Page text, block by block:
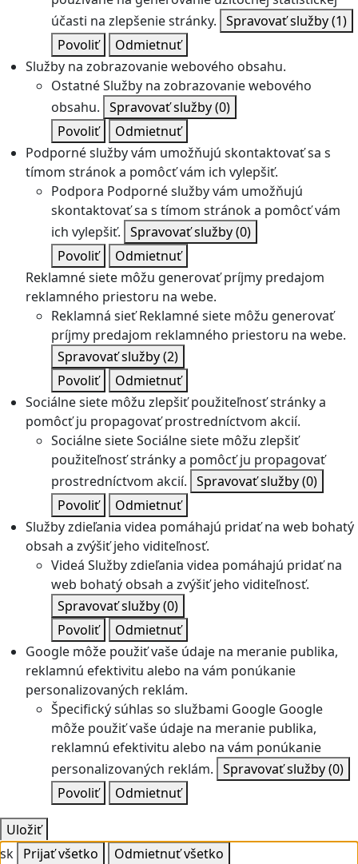
účasti na zlepšenie stránky. Spravovať služby(1)
Povoliť
Odmietnuť
Služby na zobrazovanie webového obsahu.
OstatnéSlužby na zobrazovanie webového
obsahu. Spravovať služby(0)
Povoliť
Odmietnuť
Podporné služby vám umožňujú skontaktovať sa s
tímom stránok a pomôcť vám ich vylepšiť.
Podpora Podporné služby vám umožňujú
skontaktovať sa s tímom stránok a pomôcť vám
ich vylepšiť. Spravovať služby(0)
Povoliť
Odmietnuť
Reklamné siete môžu generovať príjmy predajom
reklamného priestoru na webe.
Reklamná sieť Reklamné siete môžu generovať
príjmy predajom reklamného priestoru na webe.
Spravovať služby(2)
Povoliť
Odmietnuť
Sociálne siete môžu zlepšiť použiteľnosť stránky a
pomôcť ju propagovať prostredníctvom akcií.
Sociálne sieteSociálne siete môžu zlepšiť
použiteľnosť stránky a pomôcť ju propagovať
prostredníctvom akcií. Spravovať služby(0)
Povoliť
Odmietnuť
Služby zdieľania videa pomáhajú pridať na web bohatý
obsah a zvýšiť jeho viditeľnosť.
Videá Služby zdieľania videa pomáhajú pridať na
web bohatý obsah a zvýšiť jeho viditeľnosť.
Spravovať služby(0)
Povoliť
Odmietnuť
Google môže použiť vaše údaje na meranie publika,
reklamnú efektivitu alebo na vám ponúkanie
personalizovaných reklám.
Špecifický súhlas so službami Google Google
môže použiť vaše údaje na meranie publika,
reklamnú efektivitu alebo na vám ponúkanie
personalizovaných reklám. Spravovať služby(0)
Povoliť
Odmietnuť
Uložiť
sk Prijať všetko Odmietnuť všetko